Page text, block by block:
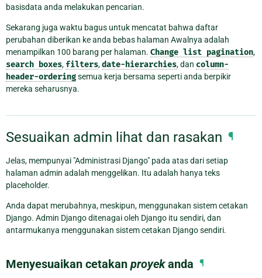
basisdata anda melakukan pencarian.
Sekarang juga waktu bagus untuk mencatat bahwa daftar
perubahan diberikan ke anda bebas halaman Awalnya adalah
menampilkan 100 barang per halaman. Change list pagination,
search boxes, filters,date-hierarchies, dan column-
header-orderingsemua kerja bersama seperti anda berpikir
mereka seharusnya.
Sesuaikan admin lihat dan rasakan ¶
Jelas, mempunyai "Administrasi Django" pada atas dari setiap
halaman admin adalah menggelikan. Itu adalah hanya teks
placeholder.
Anda dapat merubahnya, meskipun, menggunakan sistem cetakan
Django. Admin Django ditenagai oleh Django itu sendiri, dan
antarmukanya menggunakan sistem cetakan Django sendiri.
Menyesuaikan cetakan proyekanda ¶